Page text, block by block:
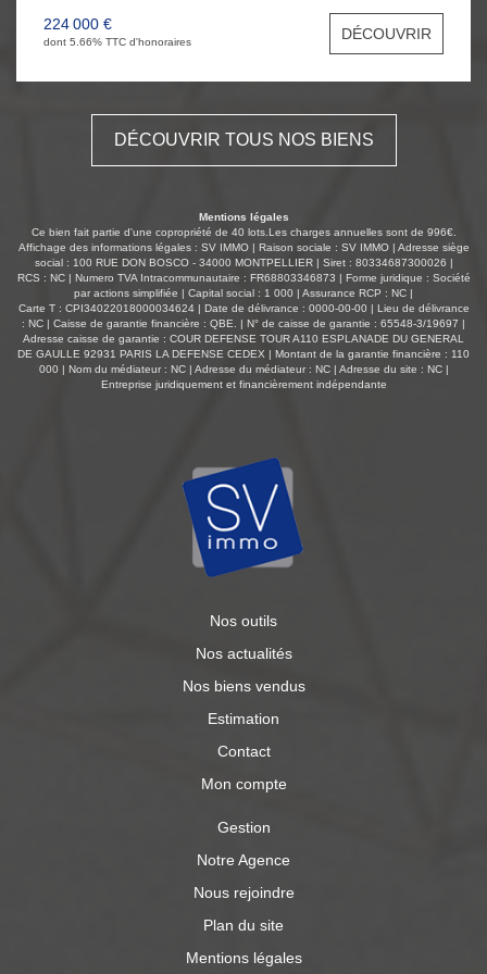
blanc, d'une chambre spacieuse, d'une salle d'eau, et
d'un WC. Vous bénéficierez également de prestations de
qualité avec une climatisation réversible dans le salon,
des volets électriques, de deux celliers, d'une buanderie,
224 000 €
dont 5.66% TTC d'honoraires DÉCOUVRIR
DÉCOUVRIR TOUS NOS BIENS
Mentions légales
Ce bien fait partie d'une copropriété de 40 lots.Les charges annuelles sont de 996€.
Affichage des informations légales : SV IMMO | Raison sociale : SV IMMO | Adresse siège
social : 100 RUE DON BOSCO - 34000 MONTPELLIER | Siret : 80334687300026 |
RCS : NC | Numero TVA Intracommunautaire : FR68803346873 | Forme juridique : Société
par actions simplifiée | Capital social : 1 000 | Assurance RCP : NC |
Carte T : CPI34022018000034624 | Date de délivrance : 0000-00-00 | Lieu de délivrance
: NC | Caisse de garantie financière : QBE. | N° de caisse de garantie : 65548-3/19697 |
Adresse caisse de garantie : COUR DEFENSE TOUR A110 ESPLANADE DU GENERAL
DE GAULLE 92931 PARIS LA DEFENSE CEDEX | Montant de la garantie financière : 110
000 | Nom du médiateur : NC | Adresse du médiateur : NC | Adresse du site : NC |
Entreprise juridiquement et financièrement indépendante
Nos outils
Nos actualités
Nos biens vendus
Estimation
Contact
Mon compte
Gestion
Notre Agence
Nous rejoindre
Plan du site
Mentions légales